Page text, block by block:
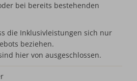
bei bereits bestehenden
die Inklusivleistungen sich nur
beziehen.
hier von ausgeschlossen.